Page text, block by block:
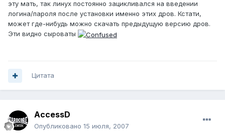
эту мать, так линух постоянно зацикливался на введении
логина/пароля после установки именно этих дров. Кстати,
может где-нибудь можно скачать предыдущую версию дров.
Эти видно сыроваты
Цитата
AccessD
Опубликовано 15 июля, 2007